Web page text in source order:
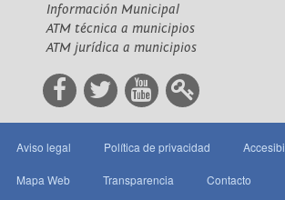
Información Municipal
ATM técnica a municipios
ATM jurídica a municipios
Aviso legal Política de privacidad
Mapa Web Transparencia Contacto